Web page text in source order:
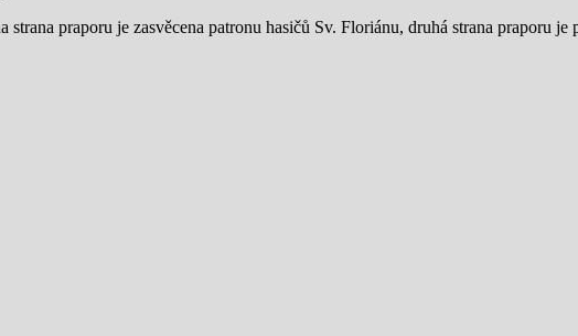
praporu je zasvěcena patronu hasičů Sv. Floriánu, druhá strana praporu